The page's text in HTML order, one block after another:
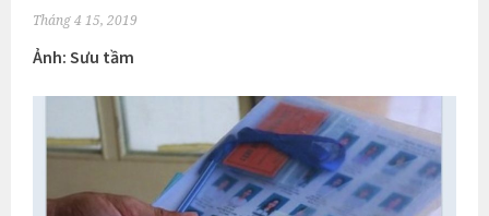
Tháng 4 15, 2019
Ảnh: Sưu tầm